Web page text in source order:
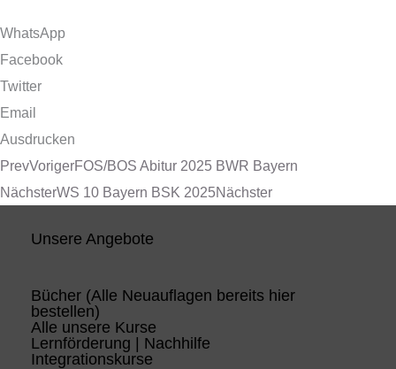
WhatsApp
Facebook
Twitter
Email
Ausdrucken
PrevVorigerFOS/BOS Abitur 2025 BWR Bayern
NächsterWS 10 Bayern BSK 2025Nächster
Unsere Angebote
Bücher (Alle Neuauflagen bereits hier
bestellen)
Alle unsere Kurse
Lernförderung | Nachhilfe
Integrationskurse